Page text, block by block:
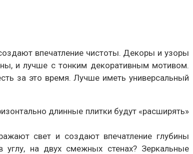
впечатление чистоты. Декоры и узоры
и лучше с тонким декоративным мотивом.
за это время. Лучше иметь универсальный
длинные плитки будут «расширять»
свет и создают впечатление глубины
на двух смежных стенах? Зеркальные